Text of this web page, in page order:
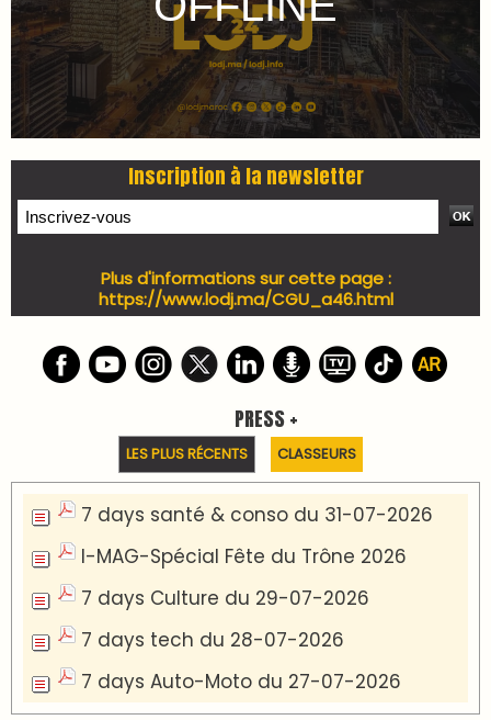
Inscription à la newsletter